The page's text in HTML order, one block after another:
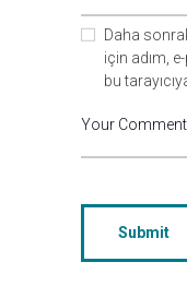
Daha
için adım,
bu